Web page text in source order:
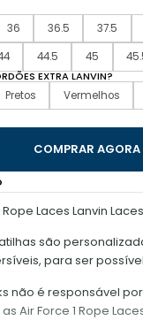
36 36.5 37.5
44.5 45
EXTRA LANVIN?
Pretos Vermelhos
COMPRAR AGORA
Rope Laces Lanvin
são
para ser
não é responsável
Air Force 1 Rope